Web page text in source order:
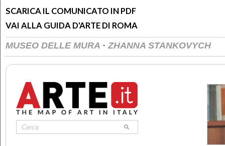
SCARICA IL COMUNICATO IN PDF
VAI ALLA GUIDA D'ARTE DI ROMA
MUSEO DELLE MURA ·ZHANNA STANKOVYCH